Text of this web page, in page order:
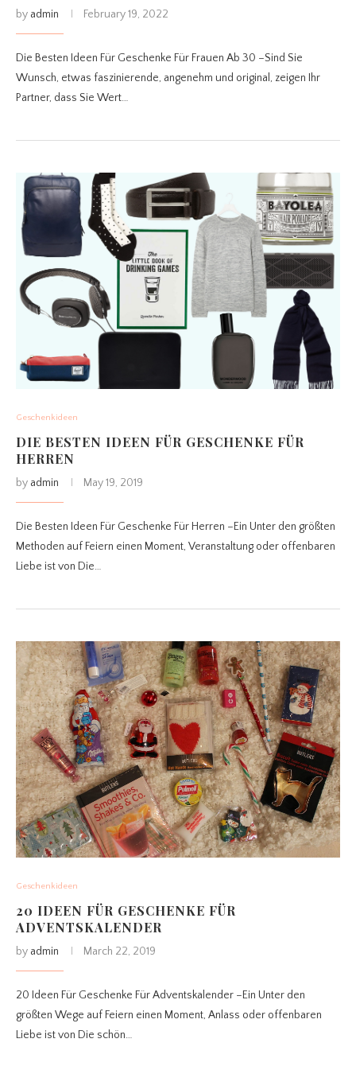
by admin February 19, 2022
Die Besten Ideen Für Geschenke Für Frauen Ab 30 –Sind Sie
Wunsch, etwas faszinierende, angenehm und original, zeigen Ihr
Partner, dass Sie Wert…
Geschenkideen
DIE BESTEN IDEEN FÜR GESCHENKE FÜR
HERREN
by admin May 19, 2019
Die Besten Ideen Für Geschenke Für Herren –Ein Unter den größten
Methoden auf Feiern einen Moment, Veranstaltung oder offenbaren
Liebe ist von Die…
Geschenkideen
20 IDEEN FÜR GESCHENKE FÜR
ADVENTSKALENDER
by admin March 22, 2019
20 Ideen Für Geschenke Für Adventskalender –Ein Unter den
größten Wege auf Feiern einen Moment, Anlass oder offenbaren
Liebe ist von Die schön…